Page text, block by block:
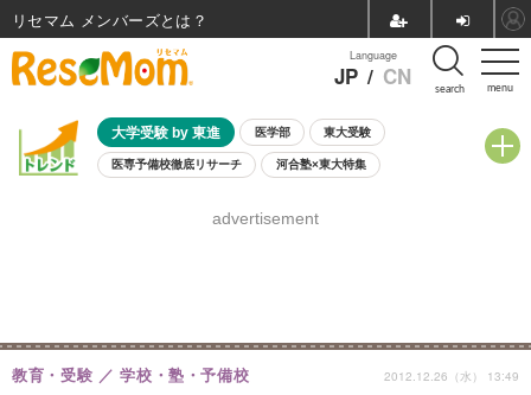
menu
Language
JP / CN search
大学受験 by 東進 医学部 東大受験
医専予備校徹底リサーチ 河合塾×東大特集
8月開催学校説明会・相談会
advertisement
教育・受験 学校・塾・予備校 2012.12.26（水） 13:49
リセマム メンバーズ